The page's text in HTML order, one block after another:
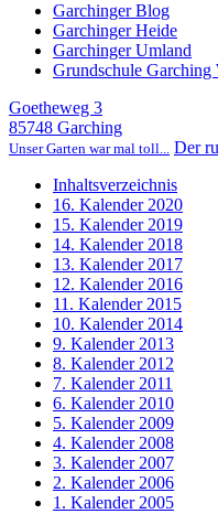
Garchinger Blog
Garchinger Heide
Garchinger Umland
Grundschule Garching
Goetheweg 3
85748 Garching
Unser Garten war mal toll... Der
Inhaltsverzeichnis
16. Kalender 2020
15. Kalender 2019
14. Kalender 2018
13. Kalender 2017
12. Kalender 2016
11. Kalender 2015
10. Kalender 2014
9. Kalender 2013
8. Kalender 2012
7. Kalender 2011
6. Kalender 2010
5. Kalender 2009
4. Kalender 2008
3. Kalender 2007
2. Kalender 2006
1. Kalender 2005